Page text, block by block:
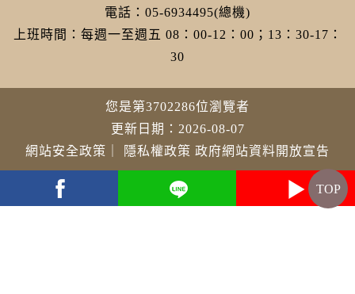
電話：05-6934495(總機)
上班時間：每週一至週五 08：00-12：00；13：30-17：
30
您是第3702286位瀏覽者
更新日期：2026-08-07
網站安全政策
隱私權政策 政府網站資料開放宣告
TOP